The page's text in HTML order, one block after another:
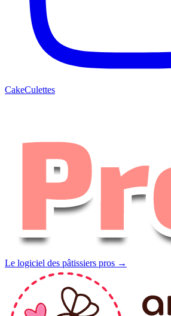
CakeCulettes
Le logiciel des pâtissiers pros →